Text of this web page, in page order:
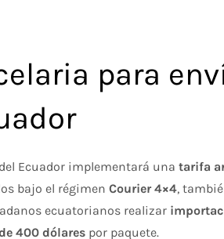
para
Ecuador implementará unatarifa
bajo el régimenCourier 4×4,
ecuatorianos realizar
400 dólares por paquete.